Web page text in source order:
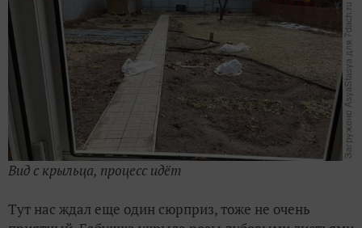
Вид с крыльца, процесс идёт
Тут нас ждал еще один сюрприз, тоже не очень